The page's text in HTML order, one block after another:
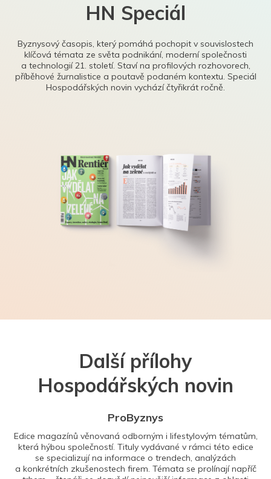
HN Speciál
Byznysový časopis, který pomáhá pochopit v souvislostech
klíčová témata ze světa podnikání, moderní společnosti
a technologií 21. století. Staví na profilových rozhovorech,
příběhové žurnalistice a poutavě podaném kontextu. Speciál
Hospodářských novin vychází čtyřikrát ročně.
Další přílohy
Hospodářských novin
ProByznys
Edice magazínů věnovaná odborným i lifestylovým tématům,
která hýbou společností. Tituly vydávané v rámci této edice
se specializují na informace o trendech, analýzách
a konkrétních zkušenostech firem. Témata se prolínají napříč